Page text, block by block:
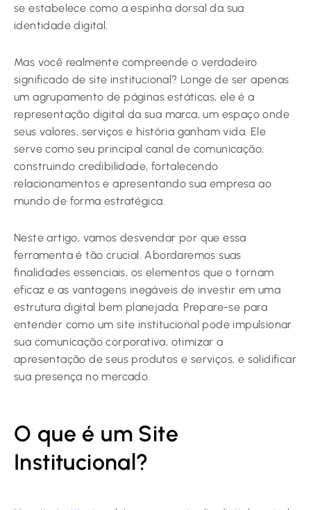
se estabelece como a espinha dorsal da sua
identidade digital.
Mas você realmente compreende o verdadeiro
significado de site institucional? Longe de ser apenas
um agrupamento de páginas estáticas, ele é a
representação digital da sua marca, um espaço onde
seus valores, serviços e história ganham vida. Ele
serve como seu principal canal de comunicação,
construindo credibilidade, fortalecendo
relacionamentos e apresentando sua empresa ao
mundo de forma estratégica.
Neste artigo, vamos desvendar por que essa
ferramenta é tão crucial. Abordaremos suas
finalidades essenciais, os elementos que o tornam
eficaz e as vantagens inegáveis de investir em uma
estrutura digital bem planejada. Prepare-se para
entender como um site institucional pode impulsionar
sua comunicação corporativa, otimizar a
apresentação de seus produtos e serviços, e solidificar
sua presença no mercado.
O que é um Site
Institucional?